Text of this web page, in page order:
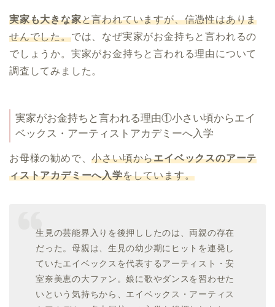
実家も大きな家と言われていますが、信憑性はありま
せんでした。では、なぜ実家がお金持ちと言われるの
でしょうか。実家がお金持ちと言われる理由について
調査してみました。
実家がお金持ちと言われる理由①小さい頃からエイ
ベックス・アーティストアカデミーへ入学
お母様の勧めで、小さい頃からエイベックスのアーテ
ィストアカデミーへ入学をしています。
生見の芸能界入りを後押ししたのは、両親の存在
だった。母親は、生見の幼少期にヒットを連発し
ていたエイベックスを代表するアーティスト・安
室奈美恵の大ファン。娘に歌やダンスを習わせた
いという気持ちから、エイベックス・アーティス